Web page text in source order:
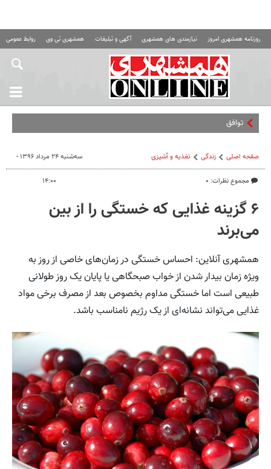
روزنامه همشهری امروز نیازمندی های همشهری آگهی و تبلیغات همشهری تی وی روابط عمومی
توافق ایران و عمان
صفحه اصلی زندگی تغذیه و آشپزی
مجموع نظرات: ۰
سه‌شنبه ۲۴ مرداد ۱۳۹۶ -
۱۴:۰۰
۶ گزینه غذایی که خستگی را از بین
می‌برند
همشهری آنلاین: احساس خستگی در زمان‌های خاصی از روز به
ویژه زمان بیدار شدن از خواب صبحگاهی یا پایان یک روز طولانی
طبیعی است اما خستگی مداوم بخصوص بعد از مصرف برخی مواد
غذایی می‌تواند نشانه‌ای از یک رژیم نامناسب باشد.